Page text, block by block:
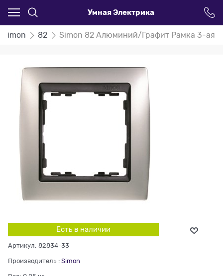
Умная Электрика
Simon 82 Simon 82 Алюминий/Графит Рамка 3-ая
Есть в наличии
Артикул: 82834-33
Производитель : Simon